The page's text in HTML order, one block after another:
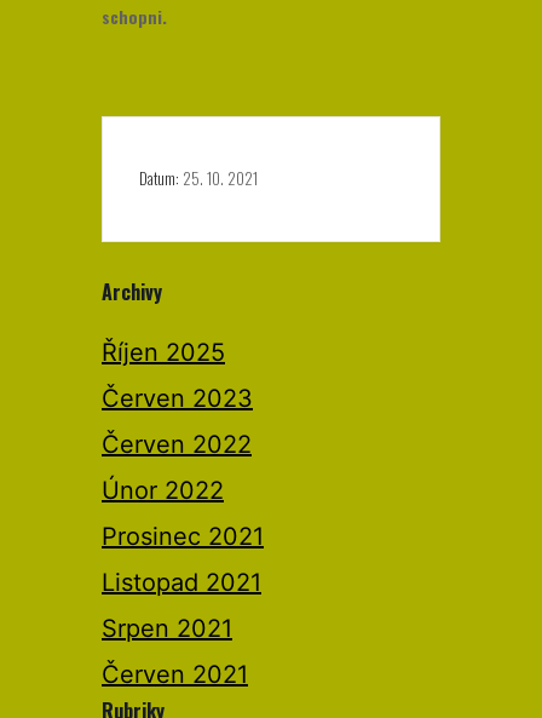
schopni.
Datum: 25. 10. 2021
Archivy
Říjen 2025
Červen 2023
Červen 2022
Únor 2022
Prosinec 2021
Listopad 2021
Srpen 2021
Červen 2021
Rubriky